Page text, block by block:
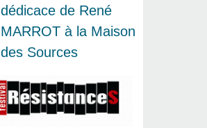
dédicace de René
MARROT à la Maison
des Sources